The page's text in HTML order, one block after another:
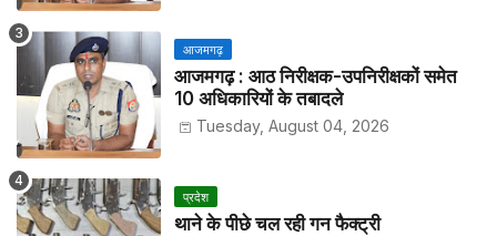
आजमगढ़
आजमगढ़ : आठ निरीक्षक-उपनिरीक्षकों समेत
10 अधिकारियों के तबादले
Tuesday, August 04, 2026
प्रदेश
थाने के पीछे चल रही गन फैक्ट्री